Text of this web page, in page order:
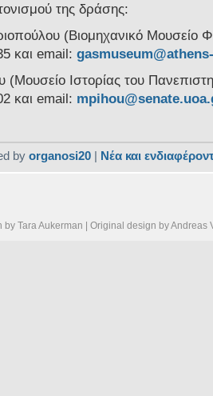
της δράσης:
(Βιομηχανικό Μουσείο
και email:
Ιστορίας του
και email:
byorganosi20 | Νέα και
by Tara Aukerman | Original design byAndreas